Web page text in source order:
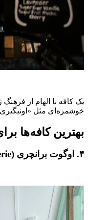
یک کافه با الهام از
خوشمزه‌ای مثل
بهترین کافه‌ها
۴. اوگوت برانچری (Ugot Bruncherie)